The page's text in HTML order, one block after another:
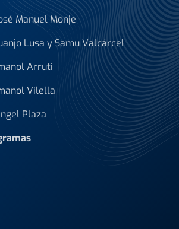
Manuel Monje
Lusa y Samu Valcárcel
Arruti
Vilella
Plaza